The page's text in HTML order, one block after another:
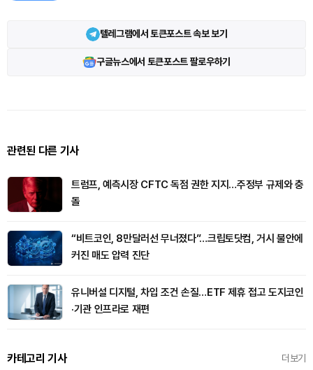
텔레그램에서 토큰포스트 속보 보기
구글뉴스에서 토큰포스트 팔로우하기
관련된 다른 기사
트럼프, 예측시장 CFTC 독점 권한 지지…주정부 규제와 충
돌
“비트코인, 8만달러선 무너졌다”…크립토닷컴, 거시 불안에
커진 매도 압력 진단
유니버설 디지털, 차입 조건 손질…ETF 제휴 접고 도지코인
·기관 인프라로 재편
카테고리 기사 더보기